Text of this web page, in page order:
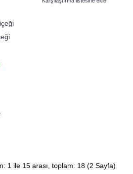
1 ile 15 arası, toplam: 18 (2 Sayfa)